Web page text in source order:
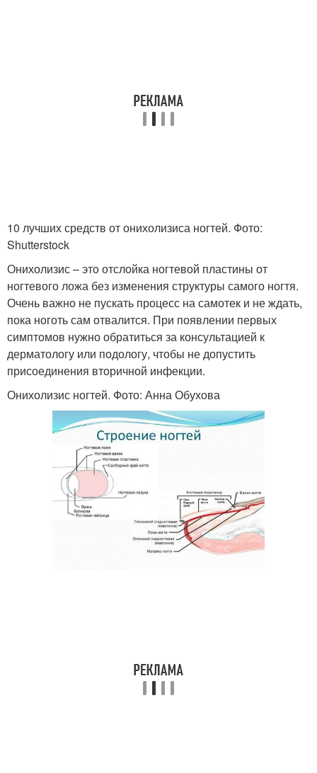
10 лучших средств от онихолизиса ногтей. Фото:
Shutterstock
Онихолизис – это отслойка ногтевой пластины от
ногтевого ложа без изменения структуры самого ногтя.
Очень важно не пускать процесс на самотек и не ждать,
пока ноготь сам отвалится. При появлении первых
симптомов нужно обратиться за консультацией к
дерматологу или подологу, чтобы не допустить
присоединения вторичной инфекции.
Онихолизис ногтей. Фото: Анна Обухова